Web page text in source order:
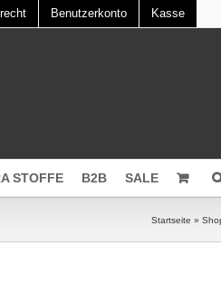
Benutzerkonto Kasse
STOFFE B2B SALE
Startseite »